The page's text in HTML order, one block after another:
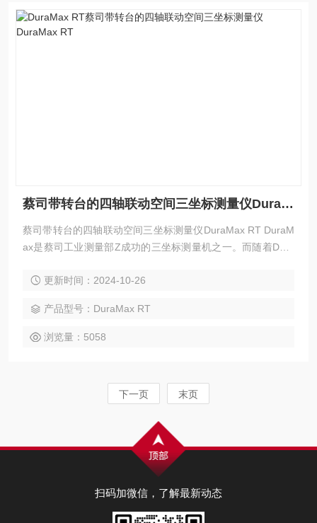
蔡司带转台的四轴联动空间三坐标测量仪DuraMax RT
蔡司带转台的四轴联动空间三坐标测量仪DuraMax RT DuraM
ax是蔡司工业测量部Z成功的三坐标测量机之一。而随着Dura
款带转台的四轴联动空间测量仪。该机型保持了DuraMax在线
的应用能力。
更新时间：2024-10-26
产品型号：DuraMax RT
浏览量：5058
下一页 末页
扫码加微信，了解最新动态